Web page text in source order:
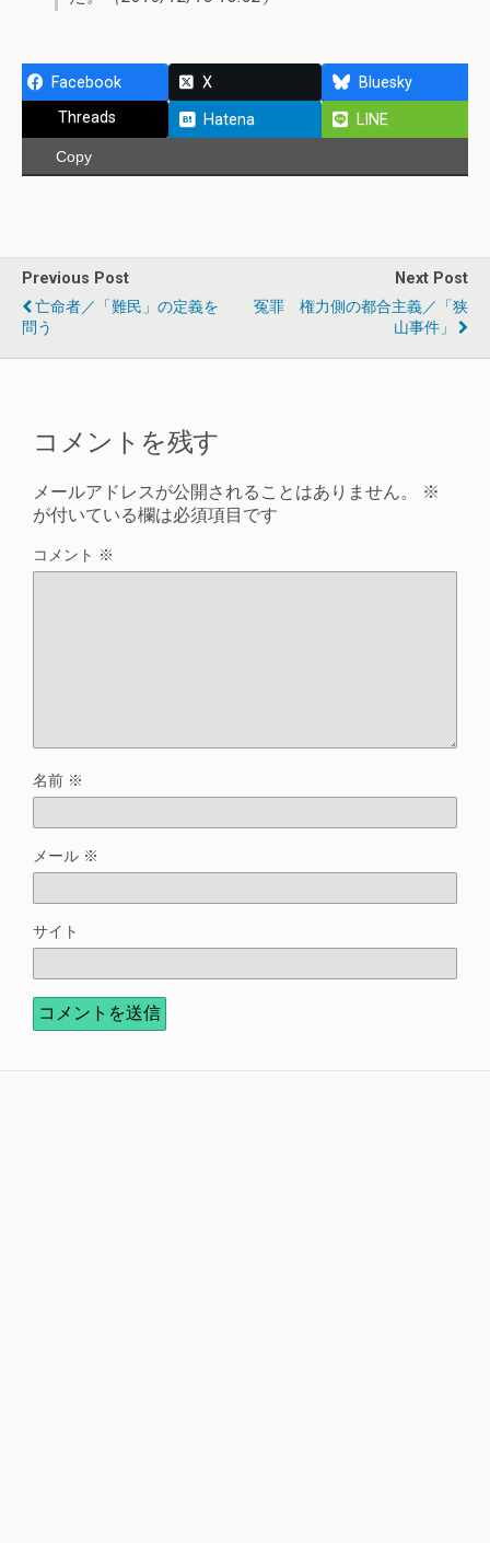
Facebook X
Bluesky
Threads
Hatena LINE
Copy
Previous Post
亡命者／「難民」の定義を
問う
Next Post
冤罪 権力側の都合主義／「狭
山事件」
コメントを残す
メールアドレスが公開されることはありません。
※
が付いている欄は必須項目です
コメント ※
名前 ※
メール ※
サイト